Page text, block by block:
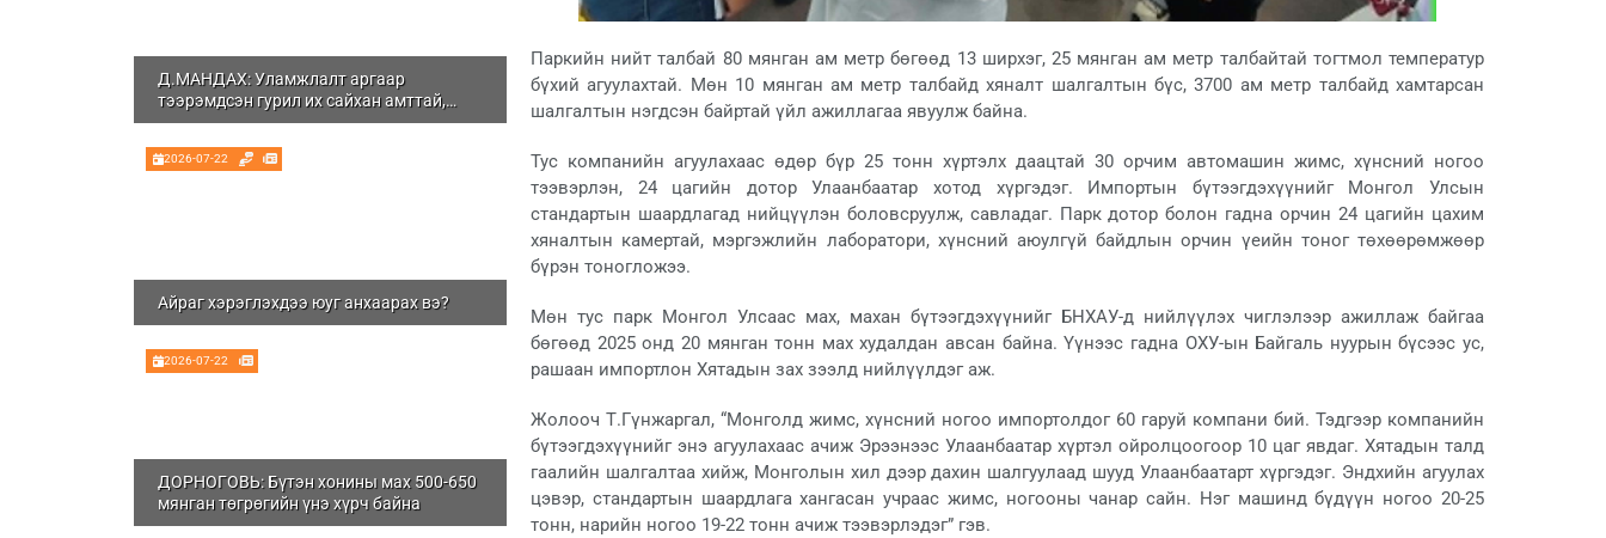
Д.МАНДАХ: Уламжлалт аргаар
тээрэмдсэн гурил их сайхан амттай,
шим тэжээлтэй болдог
2026-07-22
Айраг хэрэглэхдээ юуг анхаарах вэ?
2026-07-22
ДОРНОГОВЬ: Бүтэн хонины мах 500-650
мянган төгрөгийн үнэ хүрч байна
Паркийн нийт талбай 80 мянган ам метр бөгөөд 13 ширхэг, 25 мянган ам метр талбайтай тогтмол температур
бүхий агуулахтай. Мөн 10 мянган ам метр талбайд хяналт шалгалтын бүс, 3700 ам метр талбайд хамтарсан
шалгалтын нэгдсэн байртай үйл ажиллагаа явуулж байна.
Тус компанийн агуулахаас өдөр бүр 25 тонн хүртэлх даацтай 30 орчим автомашин жимс, хүнсний ногоо
тээвэрлэн, 24 цагийн дотор Улаанбаатар хотод хүргэдэг. Импортын бүтээгдэхүүнийг Монгол Улсын
стандартын шаардлагад нийцүүлэн боловсруулж, савладаг. Парк дотор болон гадна орчин 24 цагийн цахим
хяналтын камертай, мэргэжлийн лаборатори, хүнсний аюулгүй байдлын орчин үеийн тоног төхөөрөмжөөр
бүрэн тоногложээ.
Мөн тус парк Монгол Улсаас мах, махан бүтээгдэхүүнийг БНХАУ-д нийлүүлэх чиглэлээр ажиллаж байгаа
бөгөөд 2025 онд 20 мянган тонн мах худалдан авсан байна. Үүнээс гадна ОХУ-ын Байгаль нуурын бүсээс ус,
рашаан импортлон Хятадын зах зээлд нийлүүлдэг аж.
Жолооч Т.Гүнжаргал, “Монголд жимс, хүнсний ногоо импортолдог 60 гаруй компани бий. Тэдгээр компанийн
бүтээгдэхүүнийг энэ агуулахаас ачиж Эрээнээс Улаанбаатар хүртэл ойролцоогоор 10 цаг явдаг. Хятадын талд
гаалийн шалгалтаа хийж, Монголын хил дээр дахин шалгуулаад шууд Улаанбаатарт хүргэдэг. Эндхийн агуулах
цэвэр, стандартын шаардлага хангасан учраас жимс, ногооны чанар сайн. Нэг машинд бүдүүн ногоо 20-25
тонн, нарийн ногоо 19-22 тонн ачиж тээвэрлэдэг” гэв.